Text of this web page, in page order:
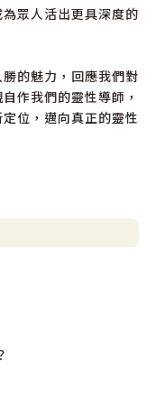
眾人活出更具深度的
的魅力，回應我們對
作我們的靈性導師，
位，邁向真正的靈性